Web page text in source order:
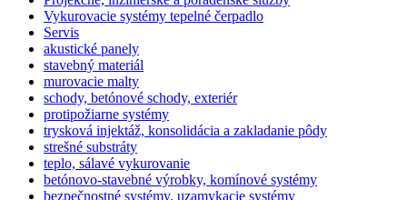
Vykurovacie systémy tepelné čerpadlo
Servis
akustické panely
stavebný materiál
murovacie malty
schody, betónové schody, exteriér
protipožiarne systémy
trysková injektáž, konsolidácia a zakladanie pôdy
strešné substráty
teplo, sálavé vykurovanie
betónovo-stavebné výrobky, komínové systémy
bezpečnostné systémy, uzamykacie systémy